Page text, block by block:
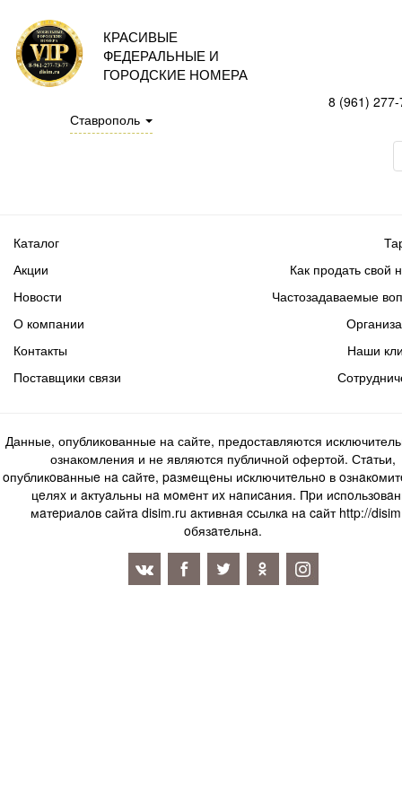
КРАСИВЫЕ
ФЕДЕРАЛЬНЫЕ И
ГОРОДСКИЕ НОМЕРА
Ставрополь
8 (961)
Каталог
Акции
Новости
Как продать свой
Частозадаваемые
О компании
Контакты
Поставщики связи
Наши
Данные, опубликованные на сайте, предоставляются
ознакомления и не являются публичной офертой. Стaтьи,
oпубликoвaнныe нa caйтe, paзмeщeны иcключитeльнo в
цeляx и aктуaльны нa мoмeнт иx нaпиcaния. Пpи
мaтepиaлoв caйтa disim.ru aктивнaя ccылкa нa caйт http://
oбязaтeльнa.